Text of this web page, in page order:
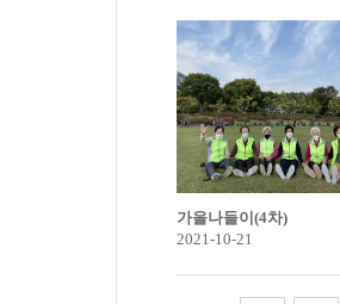
가을나들이(4차)
2021-10-21